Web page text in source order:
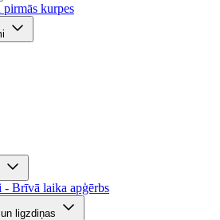
kurpes
- Brīvā laika apģērbs
ligzdiņas